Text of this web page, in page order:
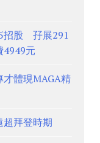
招股 孖展291
4949元
體現MAGA精
超拜登時期